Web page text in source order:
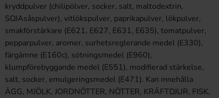
kryddpulver (chilipölver, socker, salt, maltodextrin,
SOJAsåspulver), vitlökspulver, paprikapulver, lökpulver,
smakförstärkare (E621, E627, E631, E635), tomatpulver,
pepparpulver, aromer, surhetsreglerande medel (E330),
färgämne (E160c), sötningsmedel (E960),
klumpförebyggande medel (E551), modifierad stärkelse,
salt, socker, emulgeringsmedel (E471). Kan innehålla
ÄGG, MJÖLK, JORDNÖTTER, NÖTTER, KRÄFTDJUR, FISK,